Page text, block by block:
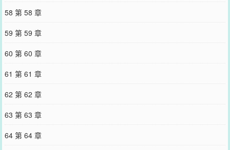
58 第 58 章
59 第 59 章
60 第 60 章
61 第 61 章
62 第 62 章
63 第 63 章
64 第 64 章